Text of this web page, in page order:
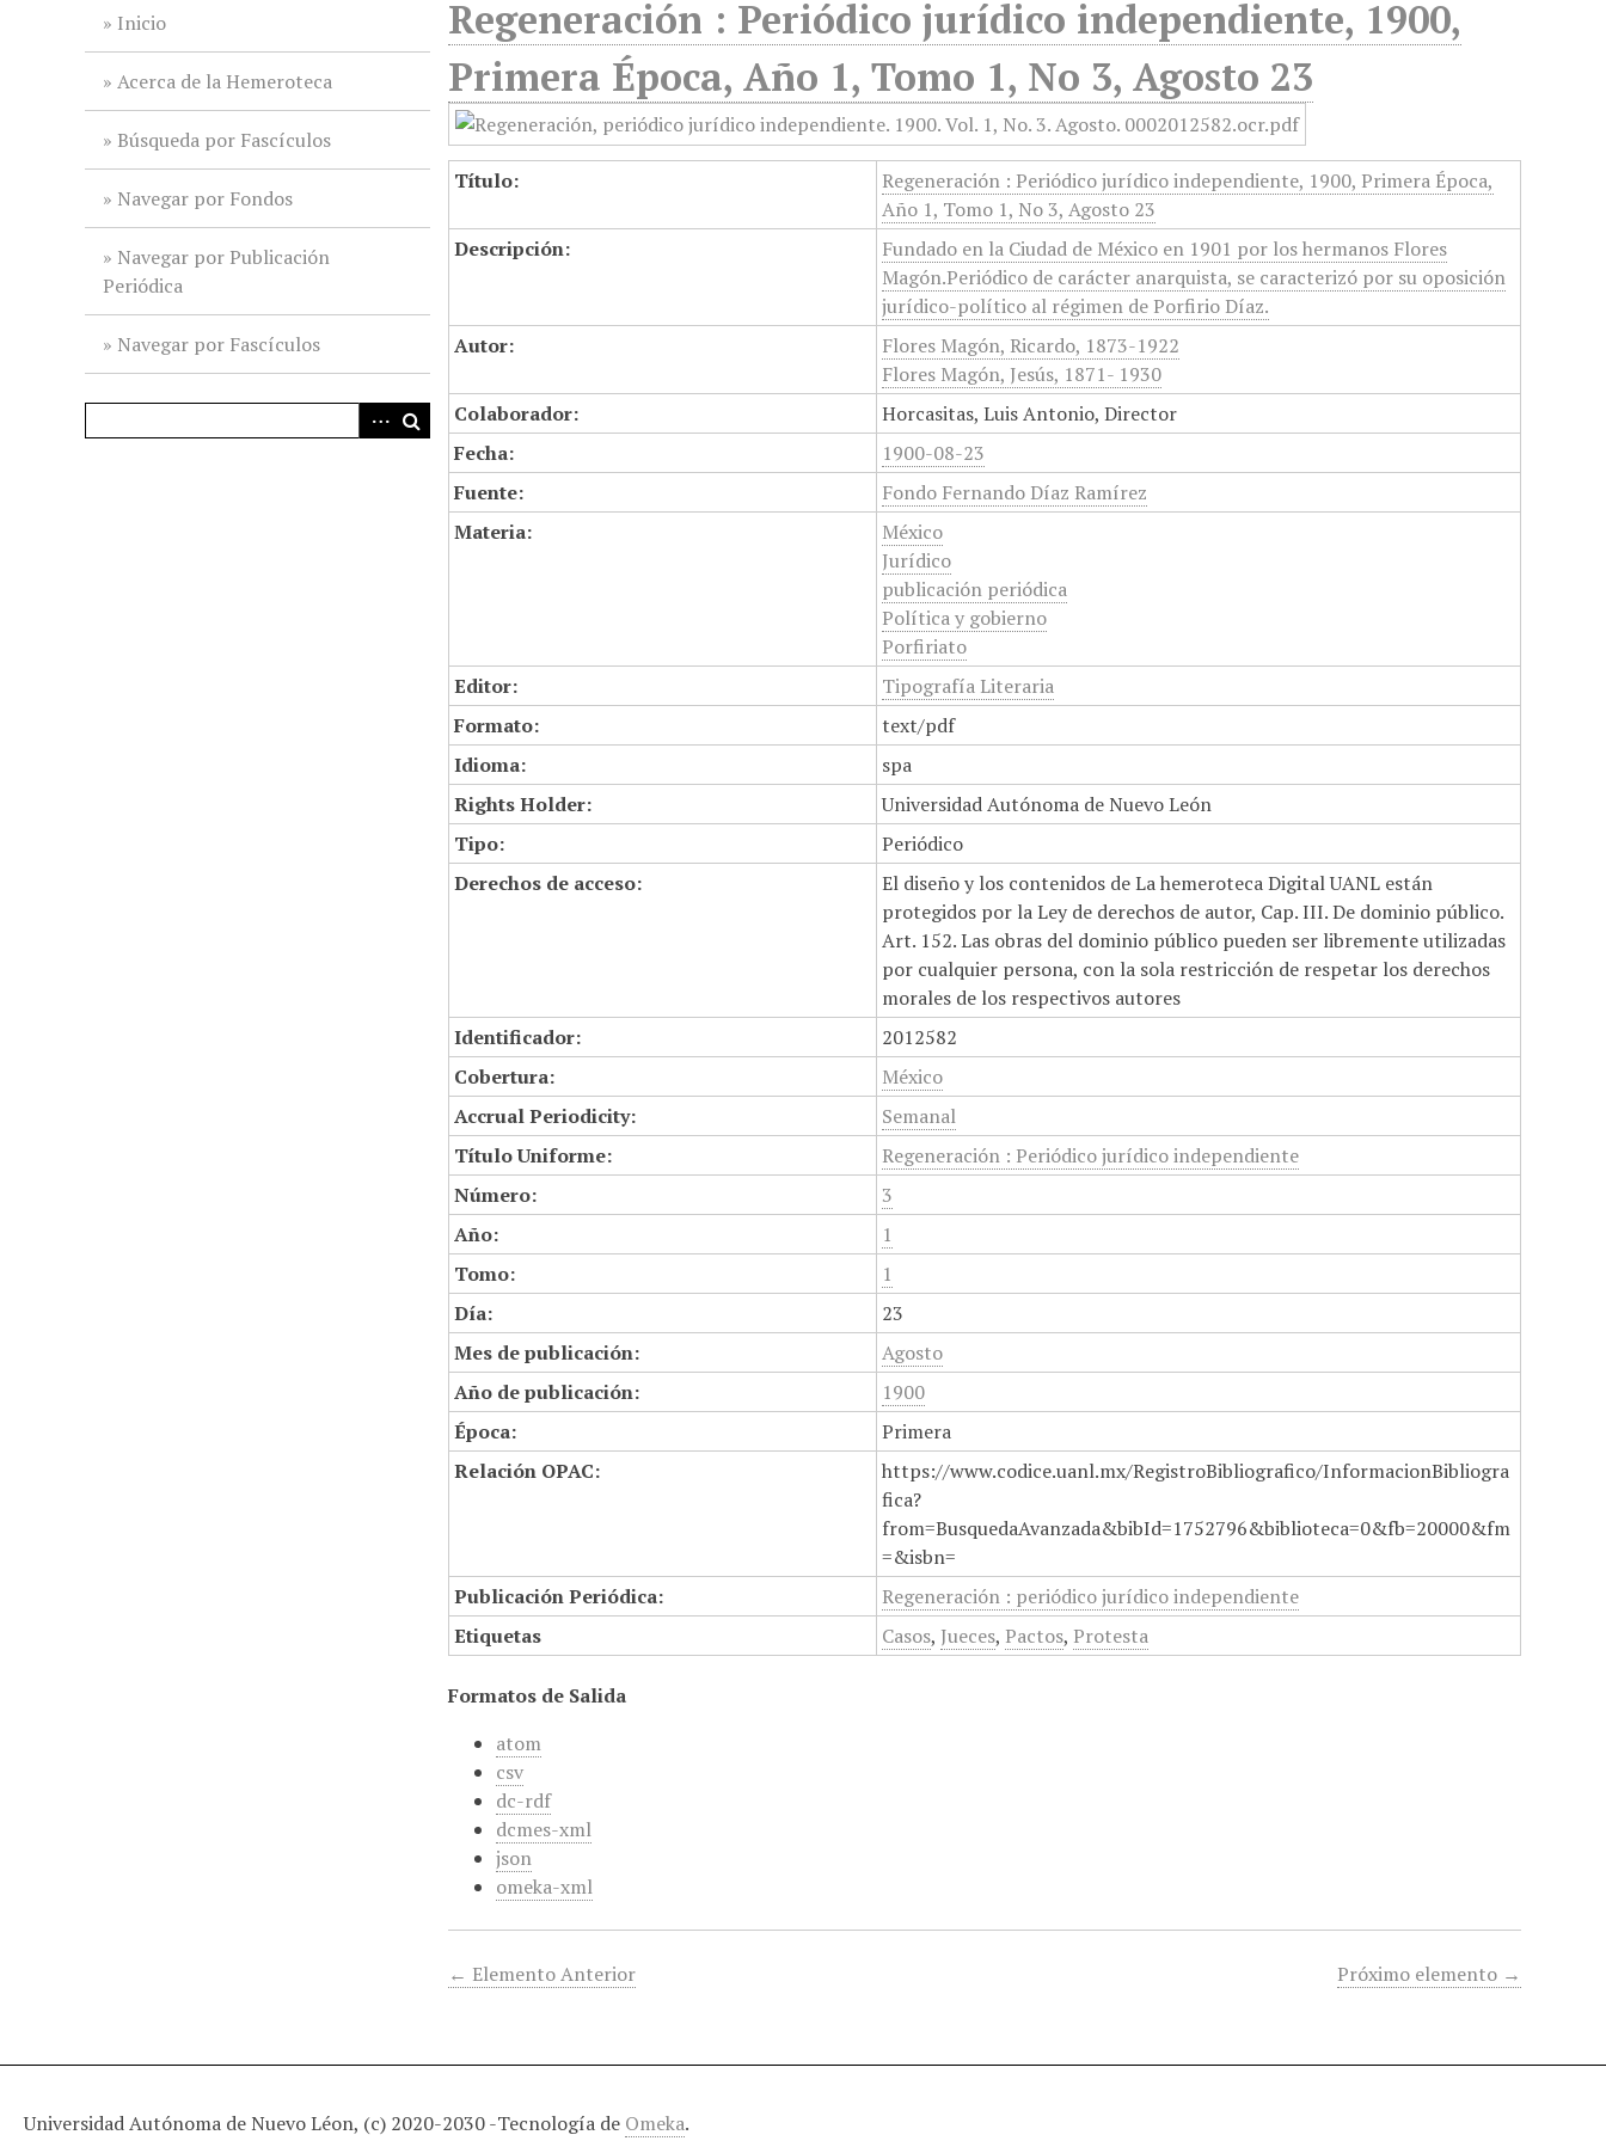
Inicio
Acerca de la Hemeroteca
Búsqueda por Fascículos
Navegar por Fondos
Navegar por Publicación
Periódica
Navegar por Fascículos
Regeneración : Periódico jurídico independiente, 1900,
Primera Época, Año 1, Tomo 1, No 3, Agosto 23
Título:
Regeneración : Periódico jurídico independiente, 1900, Primera Época,
Año 1, Tomo 1, No 3, Agosto 23
Descripción:
Fundado en la Ciudad de México en 1901 por los hermanos Flores
Magón.Periódico de carácter anarquista, se caracterizó por su oposición
jurídico-político al régimen de Porfirio Díaz.
Autor:
Flores Magón, Ricardo, 1873-1922
Flores Magón, Jesús, 1871- 1930
Colaborador:
Horcasitas, Luis Antonio, Director
Fecha:
1900-08-23
Fuente:
Fondo Fernando Díaz Ramírez
Materia:
México
Jurídico
publicación periódica
Política y gobierno
Porfiriato
Editor:
Tipografía Literaria
Formato:
text/pdf
Idioma:
spa
Rights Holder:
Universidad Autónoma de Nuevo León
Tipo:
Periódico
Derechos de acceso:
El diseño y los contenidos de La hemeroteca Digital UANL están
protegidos por la Ley de derechos de autor, Cap. III. De dominio público.
Art. 152. Las obras del dominio público pueden ser libremente utilizadas
por cualquier persona, con la sola restricción de respetar los derechos
morales de los respectivos autores
Identificador:
2012582
Cobertura:
México
Accrual Periodicity:
Semanal
Título Uniforme:
Regeneración : Periódico jurídico independiente
Número:
3
Año:
1
Tomo:
1
Día:
23
Mes de publicación:
Agosto
Año de publicación:
1900
Época:
Primera
Relación OPAC:
https://www.codice.uanl.mx/RegistroBibliografico/InformacionBibliogra
fica?
from=BusquedaAvanzada&bibId=1752796&biblioteca=0&fb=20000&fm
=&isbn=
Publicación Periódica:
Regeneración : periódico jurídico independiente
Etiquetas
Casos, Jueces, Pactos, Protesta
Formatos de Salida
atom
csv
dc-rdf
dcmes-xml
json
omeka-xml
← Elemento Anterior Próximo elemento →
Universidad Autónoma de Nuevo Léon, (c) 2020-2030 -Tecnología de Omeka.